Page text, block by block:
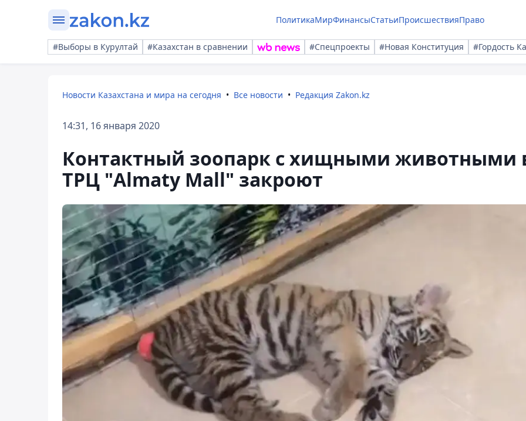
ПолитикаМирФинансыСтатьиПроисшествияПраво
#Выборы в Курултай #Казахстан в сравнении #Спецпроекты #Новая Конституция #Гордость
Новости Казахстана и мира на сегодня Все новости Редакция Zakon.kz
14:31, 16 января 2020
Контактный зоопарк с хищными животными
ТРЦ "Almaty Mall" закроют